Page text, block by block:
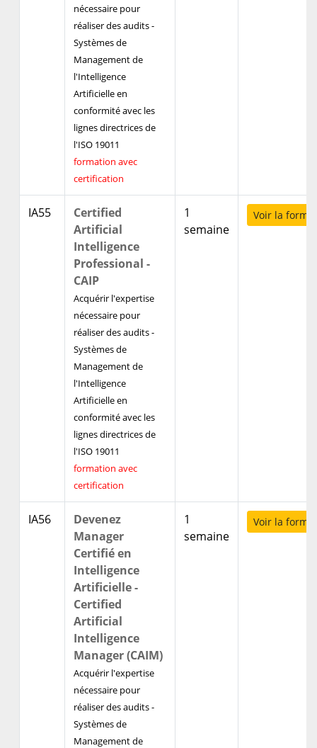
nécessaire pour
réaliser des audits -
Systèmes de
Management de
l'Intelligence
Artificielle en
conformité avec les
lignes directrices de
l'ISO 19011
formation avec
certification
IA55
Certified
Artificial
Intelligence
Professional -
CAIP
Acquérir l'expertise
nécessaire pour
réaliser des audits -
Systèmes de
Management de
l'Intelligence
Artificielle en
conformité avec les
lignes directrices de
l'ISO 19011
formation avec
certification
1
semaine
Voir la
IA56
Devenez
Manager
Certifié en
Intelligence
Artificielle -
Certified
Artificial
Intelligence
Manager (CAIM)
Acquérir l'expertise
nécessaire pour
réaliser des audits -
Systèmes de
Management de
1
semaine
Voir la